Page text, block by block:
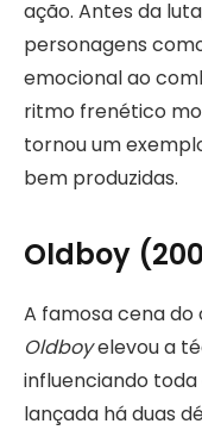
ação. Antes da
personagens
emocional ao
ritmo frenético
tornou um
bem produzidas.
Oldboy
A famosa cena
Oldboyelevou a
influenciando toda
lançada há duas